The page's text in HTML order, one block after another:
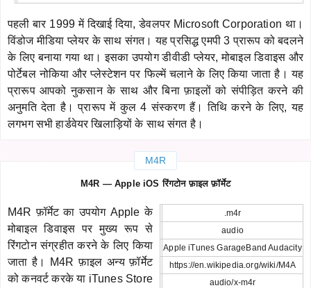
पहली बार 1999 में दिखाई दिया, डेवलपर Microsoft Corporation था।
विंडोज मीडिया प्लेयर के साथ संगत। यह प्रसिद्ध एमपी 3 प्रारूप को बदलने
के लिए बनाया गया था। इसका उपयोग डीवीडी प्लेयर, मोबाइल डिवाइस और
पोर्टेबल नोकिया और प्लेस्टेशन पर फिल्में चलाने के लिए किया जाता है। यह
प्रारूप आपको नुकसान के साथ और बिना फ़ाइलों को संपीड़ित करने की
अनुमति देता है। प्रारूप में कुल 4 संस्करण हैं। तिथि करने के लिए, यह
लगभग सभी हार्डवेयर खिलाड़ियों के साथ संगत है।
M4R
M4R — Apple iOS रिंगटोन फ़ाइल फ़ॉर्मेट
.m4r
audio
Apple iTunes GarageBand Audacity
https://en.wikipedia.org/wiki/M4A
audio/x-m4r
M4R फ़ॉर्मेट का उपयोग Apple के
मोबाइल डिवाइस पर मुख्य रूप से
रिंगटोन संग्रहीत करने के लिए किया
जाता है। M4R फ़ाइल अन्य फ़ॉर्मेट
को कनवर्ट करके या iTunes Store